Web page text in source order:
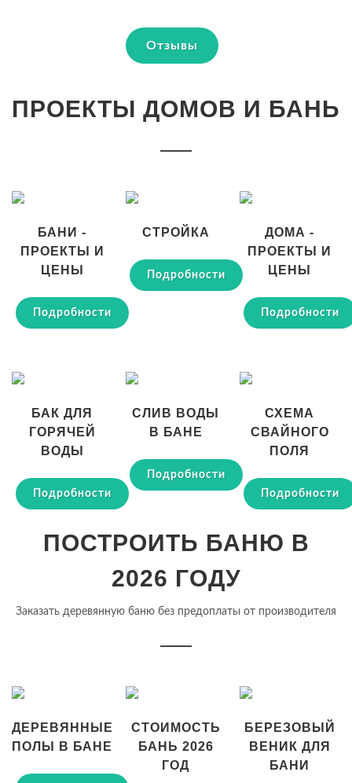
Отзывы
ПРОЕКТЫ ДОМОВ И БАНЬ
БАНИ -
ПРОЕКТЫ И
ЦЕНЫ
Подробности
СТРОЙКА
Подробности
ДОМА -
ПРОЕКТЫ И
ЦЕНЫ
Подробности
БАК ДЛЯ
ГОРЯЧЕЙ
ВОДЫ
Подробности
СЛИВ ВОДЫ
В БАНЕ
Подробности
СХЕМА
СВАЙНОГО
ПОЛЯ
Подробности
ПОСТРОИТЬ БАНЮ В
2026 ГОДУ
Заказать деревянную баню без предоплаты от производителя
ДЕРЕВЯННЫЕ
ПОЛЫ В БАНЕ
СТОИМОСТЬ
БАНЬ 2026
ГОД
БЕРЕЗОВЫЙ
ВЕНИК ДЛЯ
БАНИ